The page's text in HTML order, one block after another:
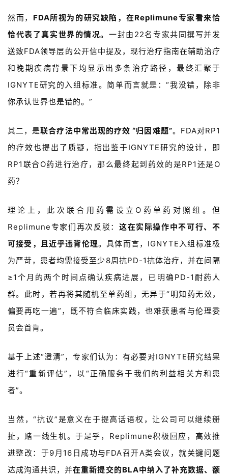
然而， FDA所视为的研究缺陷， 在Replimune专家看来恰
恰代表了真实世界的情况。 一封由 22名专家共同撰写并发
送致FDA领导层的公开信中提及，现行治疗指南在辅助治疗
和晚期疾病背景下均显示出多条治疗路径，最终汇聚于
IGNYTE研究的入组标准。简单而言就是：“我没错，除非
你承认世界也是错的。”
其二，是联合疗法中常出现的疗效 “归因难题”。 FDA对RP1
的疗效也提出了质疑，指出鉴于IGNYTE研究的设计，即
RP1 联合O药进行治疗，那么最终起到药效的是RP1 还是O
药？
理论上，此次联合用药需设立 O药单药对照组。但
Replimune专家们再次反驳： 这在实际操作中不可行、不
可接受，且近乎违背伦理。具体而言， IGNYTE入组标准极
为严苛， 患者均需接受至少 8周抗PD-1抗体治疗，并在间隔
≥1 个月的两个时间点确认疾病进展，已明确 PD-1 耐药人
群。此时，若再将其随机至单药组，无异于“明知药无效，
偏要再吃一遍” ，既不符合临床实践，也难获患者与伦理委
员会首肯。
基于上述“澄清” ，专家们认为：有必要对IGNYTE研究结果
进行“重新评估” ，以 “正确服务于我们的利益相关方和患
者”。
当然，“抗议”是意义在于提高话语权，让公司可以继续掰
扯，赌一线生机。于是乎， Replimune积极回应，高效推
进整改：于9月16日成功与FDA召开A类会议，就关键问题
达成沟通共识，并在重新提交的BLA中纳入了补充数据、额